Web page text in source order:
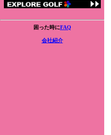
困った時にFAQ
会社紹介